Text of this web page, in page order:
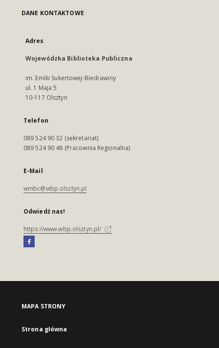
DANE KONTAKTOWE
Adres
Wojewódzka Biblioteka Publiczna
im. Emilii Sukertowej-Biedrawiny
ul. 1 Maja 5
10-117 Olsztyn
Telefon
089 524 90 32 (sekretariat)
089 524 90 48 (Pracownia Regionalna)
E-Mail
wmbc@wbp.olsztyn.pl
Odwiedź nas!
https://www.wbp.olsztyn.pl/
MAPA STRONY
Strona główna